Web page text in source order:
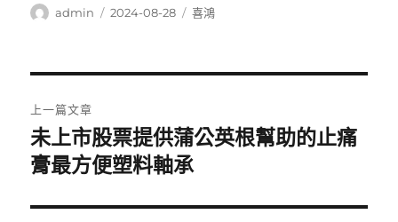
作
admin
發
2024-08-28
分
喜鴻
章
導
覽
上一篇文章
上
一
文
未上市股票提供蒲公英根幫助的止痛
膏最方便塑料軸承